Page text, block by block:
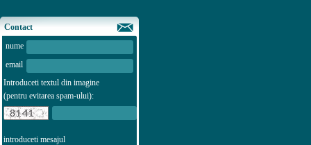
Contact
nume
email
Introduceti textul din imagine
(pentru evitarea spam-ului):
introduceti mesajul